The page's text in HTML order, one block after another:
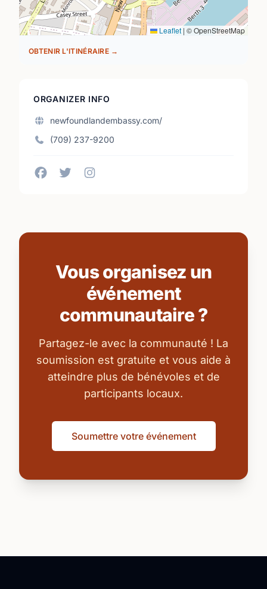
Leaflet | © OpenStreetMap
OBTENIR L'ITINÉRAIRE →
ORGANIZER INFO
newfoundlandembassy.com/
(709) 237-9200
Vous organisez un
événement
communautaire ?
Partagez-le avec la communauté ! La
soumission est gratuite et vous aide à
atteindre plus de bénévoles et de
participants locaux.
Soumettre votre événement